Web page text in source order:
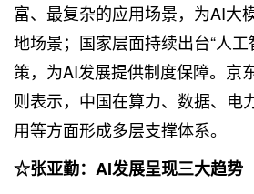
富、最复杂的应用场景，为AI大
地场景；国家层面持续出台“人
策，为AI发展提供制度保障。京
则表示，中国在算力、数据、电
用等方面形成多层支撑体系。
☆张亚勤：AI发展呈现三大趋势